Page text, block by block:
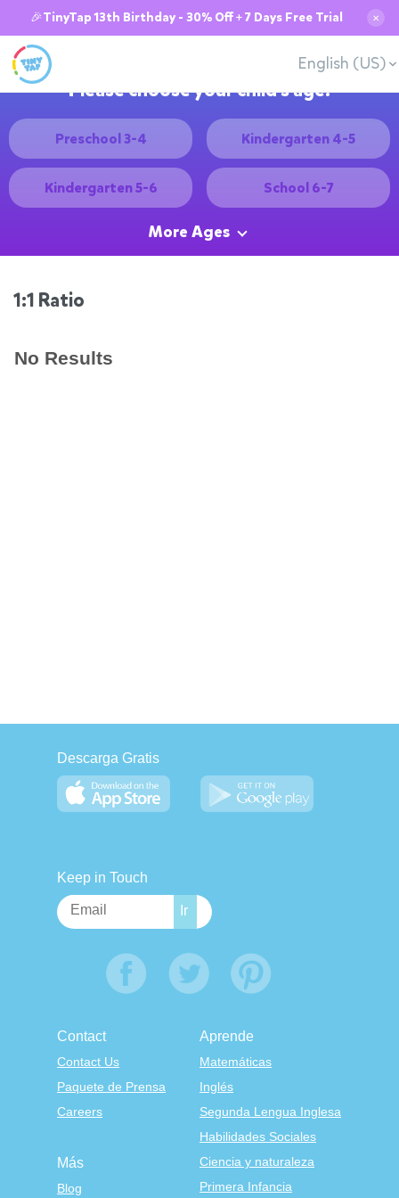
🎉TinyTap 13th Birthday - 30% Off + 7 Days Free Trial ✕
English (US)
Please choose your child's age:
Preschool 3-4 Kindergarten 4-5
Kindergarten 5-6 School 6-7
More Ages
1:1 Ratio
No Results
Descarga Gratis
Keep in Touch
Contact
Contact Us
Paquete de Prensa
Careers
Aprende
Matemáticas
Inglés
Segunda Lengua Inglesa
Habilidades Sociales
Ciencia y naturaleza
Primera Infancia
Más
Blog